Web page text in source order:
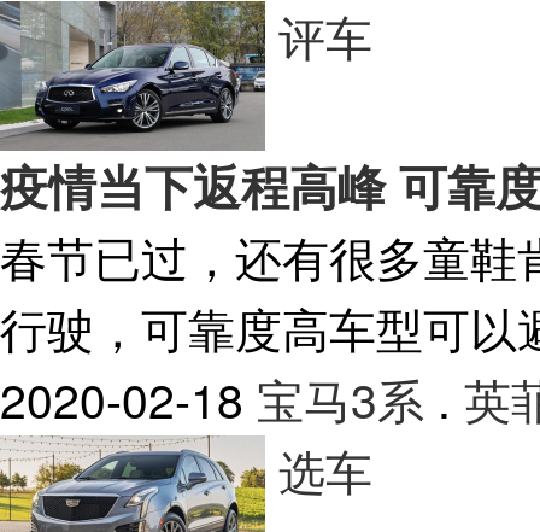
评车
疫情当下返程高峰 可靠
春节已过，还有很多童
行驶，可靠度高车型可
2020-02-18 宝马3系 . 英
选车